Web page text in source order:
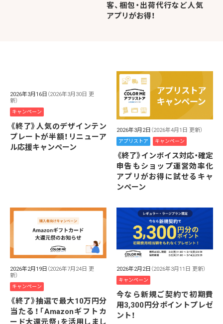
客、梱包・出荷代行など人気
アプリがお得！
2026年3月16日 （2026年3月30日 更
新）
キャンペーン
《終了》人気のデザインテン
プレートが半額！リニューア
ル応援キャンペーン
2026年3月2日 （2026年4月1日 更新）
アプリストア キャンペーン
《終了》インボイス対応・確定
申告もショップ運営効率化
アプリがお得に試せるキャ
ンペーン
2026年2月19日 （2026年7月24日 更
新）
キャンペーン
《終了》抽選で最大10万円分
当たる！「Amazonギフトカ
ード大還元祭」を活用しまし
2026年2月2日 （2026年3月11日 更新）
キャンペーン
今なら新規ご契約で初期費
用3,300円分ポイントプレゼ
ント！